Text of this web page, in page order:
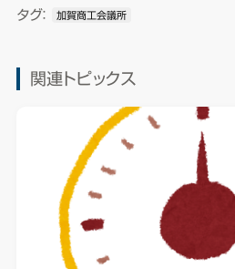
タグ： 加賀商工会議所
関連トピックス